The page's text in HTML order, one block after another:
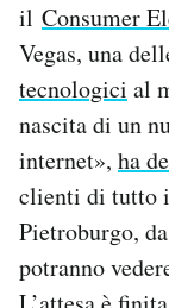
il Consumer
Vegas, una
tecnologici al
nascita di un
internet», ha
clienti di tutto
Pietroburgo,
potranno